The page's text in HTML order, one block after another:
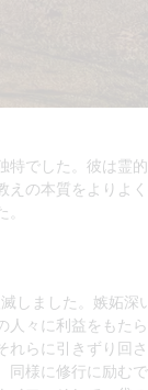
特でした。彼は霊
えの本質をよりよ
しました。嫉妬
人々に利益をもた
れらに引きずり回
同様に修行に励む